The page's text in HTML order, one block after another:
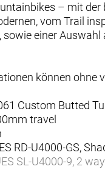
– mit
vom Trail
einer
können ohne
Custom Butted
travel
RD-U4000-GS,
SL-U4000-9, 2